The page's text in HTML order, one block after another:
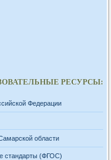
РЕСУРСЫ:
Федерации
области
стандарты (ФГОС)